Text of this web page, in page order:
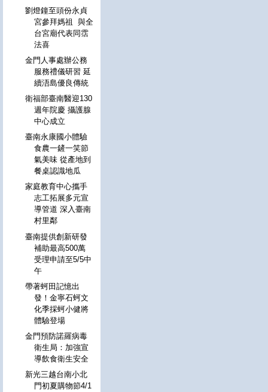
劉燈鐘至頭份永貞
宮參拜媽祖 與全
台宮廟代表同霑
法喜
金門人事處辦公務
服務禮儀研習 延
續浯島優良傳統
衛福部臺南醫迎130
週年院慶 攝護腺
中心成立
臺南永康國小體驗
食農一鏟一笑節
氣美味 從產地到
餐桌認識地瓜
家庭教育中心攜手
志工拓展多元宣
導管道 深入臺南
村里鄰
臺南提供創新研發
補助最高500萬
受理申請至5/5中
午
帶著蚵田記憶出
發！金寧石蚵文
化季採蚵小健將
體驗登場
金門預防諾羅病毒
衛生局：加強宣
導飲食衛生安全
新光三越台南小北
門初夏購物節4/1